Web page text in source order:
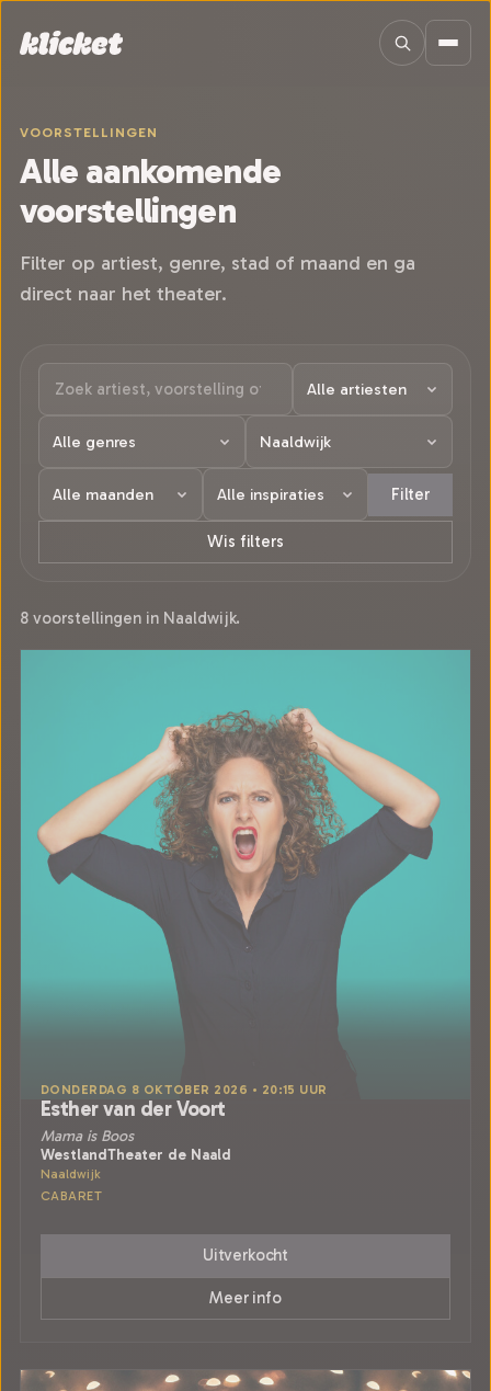
VOORSTELLINGEN
Alle aankomende
voorstellingen
Filter op artiest, genre, stad of maand en ga
direct naar het theater.
Filter
Wis filters
8 voorstellingen in Naaldwijk.
DONDERDAG 8 OKTOBER 2026 • 20:15 UUR
Esther van der Voort
Mama is Boos
WestlandTheater de Naald
Naaldwijk
CABARET
Uitverkocht
Meer info